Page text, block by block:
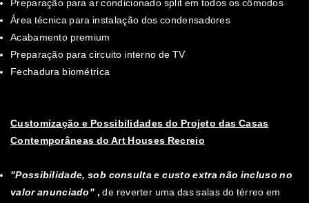
Preparação para ar condicionado split em todos os cômodos
Área técnica para instalação dos condensadores
Acabamento premium
Preparação para circuito interno de TV
Fechadura biométrica
Customização e Possibilidades do Projeto das Casas
Contemporâneas do Art Houses Recreio
"Possibilidade, sob consulta e custo extra não incluso no
valor anunciado" ,de reverter uma das salas do térreo em